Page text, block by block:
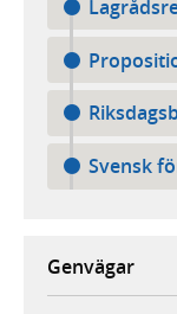
Svensk
Genvägar